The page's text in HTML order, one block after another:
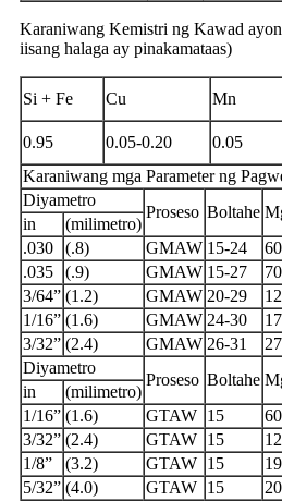
Karaniwang Kemistri ng Kawad
iisang halaga ay pinakamataas)
Si + Fe Cu Mn
0.95 0.05-0.20 0.05
Karaniwang mga Parameter ng
Diyametro
Proseso Boltahe
in
(milimetro)
.030
(.8) GMAW 15-24
.035
(.9) GMAW 15-27
3/64” (1.2) GMAW 20-29
1/16” (1.6) GMAW 24-30
3/32” (2.4) GMAW 26-31
Diyametro
Proseso Boltahe
in
(milimetro)
1/16” (1.6) GTAW 15
3/32” (2.4) GTAW 15
1/8”
(3.2) GTAW 15
5/32” (4.0) GTAW 15